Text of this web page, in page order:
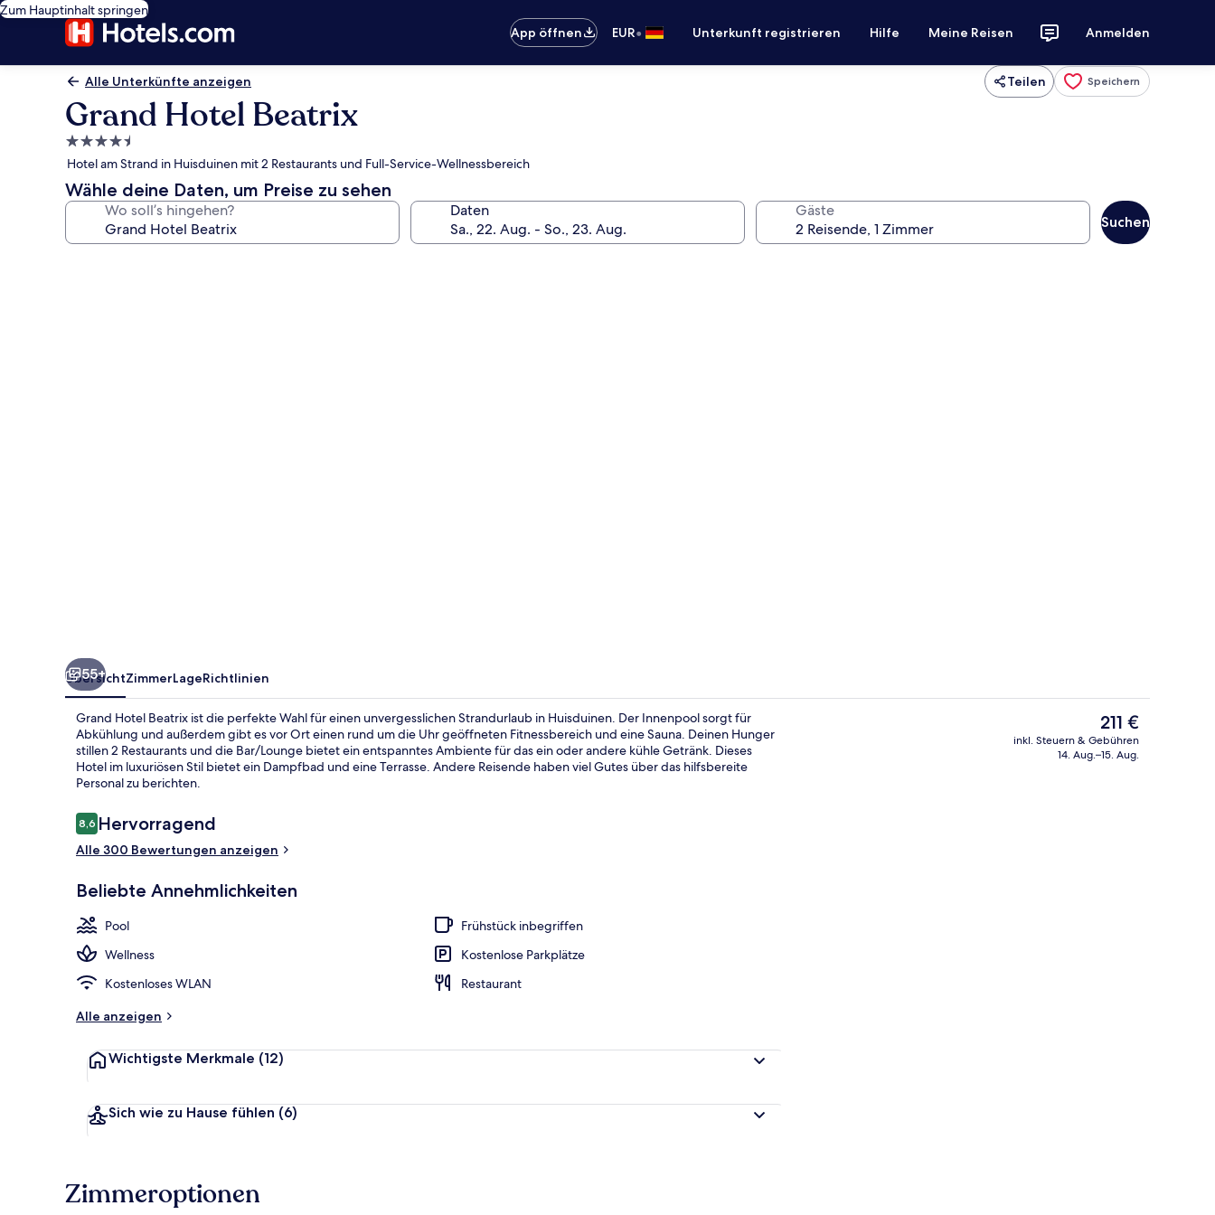
Zum Hauptinhalt springen
App öffnen
EUR• Unterkunft registrieren Hilfe Meine Reisen Anmelden
Alle Unterkünfte anzeigen Teilen Speichern
Grand Hotel Beatrix
4.5-
Sterne-
Unterkunft
Hotel am Strand in Huisduinen mit 2 Restaurants und Full-Service-Wellnessbereich
Wähle deine Daten, um Preise zu sehen
Wo soll’s hingehen? Daten Gäste
Suchen
Außenbereich Terrasse/Patio
55+
ÜbersichtZimmerLageRichtlinien
Grand Hotel Beatrix ist die perfekte Wahl für einen unvergesslichen Strandurlaub in Huisduinen. Der Innenpool sorgt für
Abkühlung und außerdem gibt es vor Ort einen rund um die Uhr geöffneten Fitnessbereich und eine Sauna. Deinen Hunger
stillen 2 Restaurants und die Bar/Lounge bietet ein entspanntes Ambiente für das ein oder andere kühle Getränk. Dieses
Hotel im luxuriösen Stil bietet ein Dampfbad und eine Terrasse. Andere Reisende haben viel Gutes über das hilfsbereite
Personal zu berichten.
Bewertungen
8,68,6 von 10.
Hervorragend
Alle 300 Bewertungen anzeigen
Beliebte Annehmlichkeiten
Pool
Frühstück inbegriffen
Wellness
Kostenlose Parkplätze
Kostenloses WLAN
Restaurant
Alle anzeigen
Wichtigste Merkmale (12)
Sich wie zu Hause fühlen (6)
Der
aktuelle
Preis
211 €
inkl. Steuern & Gebühren
14. Aug.–15. Aug.
Zimmeroptionen